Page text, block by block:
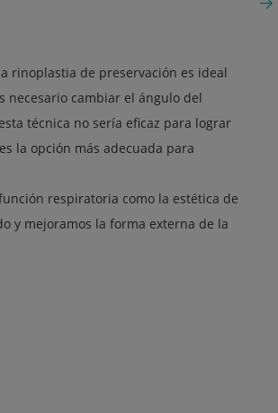
rinoplastia de preservación es ideal
necesario cambiar el ángulo del
técnica no sería eficaz para lograr
la opción más adecuada para
respiratoria como la estética de
y mejoramos la forma externa de la